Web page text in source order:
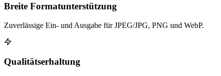
Breite Formatunterstützung
Zuverlässige Ein- und Ausgabe für JPEG/JPG, PNG und WebP.
Qualitätserhaltung